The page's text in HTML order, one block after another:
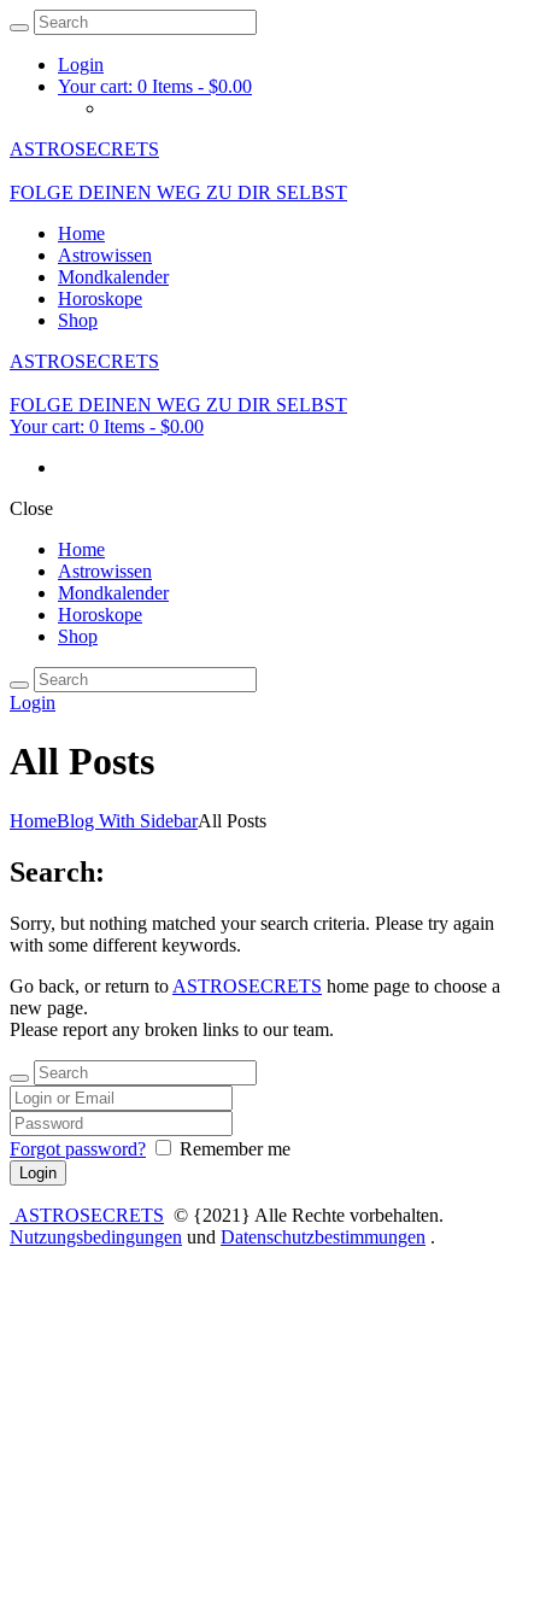
Login
Your cart: 0 Items - $0.00
ASTROSECRETS
FOLGE DEINEN WEG ZU DIR SELBST
Home
Astrowissen
Mondkalender
Horoskope
Shop
ASTROSECRETS
FOLGE DEINEN WEG ZU DIR SELBST
Your cart: 0 Items - $0.00
Close
Home
Astrowissen
Mondkalender
Horoskope
Shop
Login
All Posts
HomeBlog With SidebarAll Posts
Search:
Sorry, but nothing matched your search criteria. Please try again
with some different keywords.
Go back, or return to ASTROSECRETS home page to choose a
new page.
Please report any broken links to our team.
Forgot password? Remember me
ASTROSECRETS © {2021} Alle Rechte vorbehalten.
Nutzungsbedingungen und Datenschutzbestimmungen .